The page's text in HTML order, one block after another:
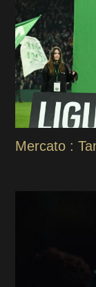
Mercato :